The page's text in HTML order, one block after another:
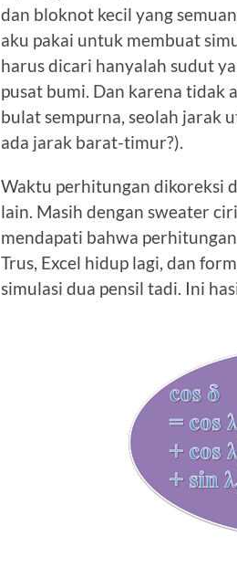
dan bloknot kecil yang
aku pakai untuk membuat
harus dicari hanyalah sudut
pusat bumi. Dan karena tidak
bulat sempurna, seolah jarak
ada jarak barat-timur?).
Waktu perhitungan dikoreksi
lain. Masih dengan sweater
mendapati bahwa
Trus, Excel hidup lagi, dan
simulasi dua pensil tadi. Ini